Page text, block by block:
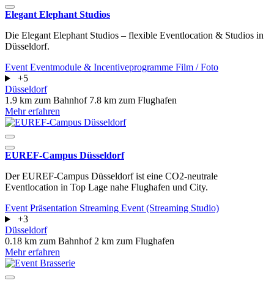
Elegant Elephant Studios
Die Elegant Elephant Studios – flexible Eventlocation & Studios in
Düsseldorf.
Event Eventmodule & Incentiveprogramme Film / Foto
+5
Düsseldorf
1.9 km zum Bahnhof 7.8 km zum Flughafen
Mehr erfahren
EUREF-Campus Düsseldorf
Der EUREF-Campus Düsseldorf ist eine CO2-neutrale
Eventlocation in Top Lage nahe Flughafen und City.
Event Präsentation Streaming Event (Streaming Studio)
+3
Düsseldorf
0.18 km zum Bahnhof 2 km zum Flughafen
Mehr erfahren